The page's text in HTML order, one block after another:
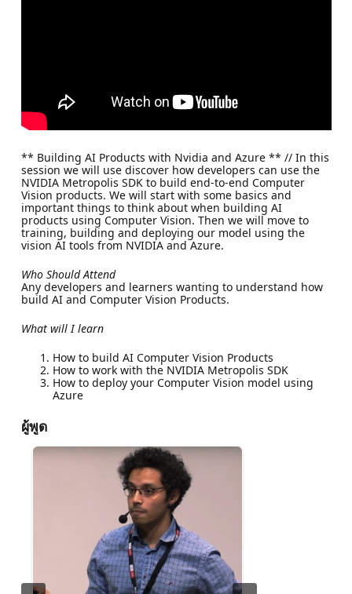
** Building AI Products with Nvidia and Azure ** // In this
session we will use discover how developers can use the
NVIDIA Metropolis SDK to build end-to-end Computer
Vision products. We will start with some basics and
important things to think about when building AI
products using Computer Vision. Then we will move to
training, building and deploying our model using the
vision AI tools from NVIDIA and Azure.
Who Should Attend
Any developers and learners wanting to understand how
build AI and Computer Vision Products.
What will I learn
How to build AI Computer Vision Products
How to work with the NVIDIA Metropolis SDK
How to deploy your Computer Vision model using
Azure
ผู้พูด